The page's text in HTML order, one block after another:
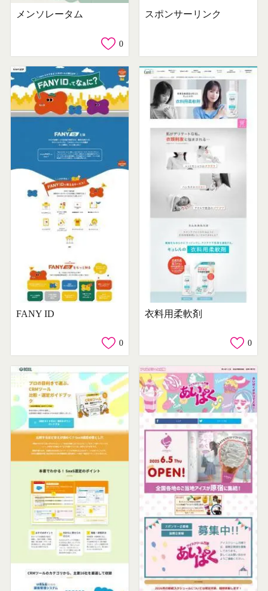
メンソレータム
0
スポンサーリンク
FANY ID
0
衣料用柔軟剤
0